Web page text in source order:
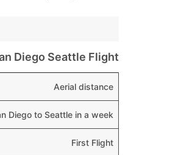
Diego Seattle Flight
Aerial distance
Diego to Seattle in a week
First Flight